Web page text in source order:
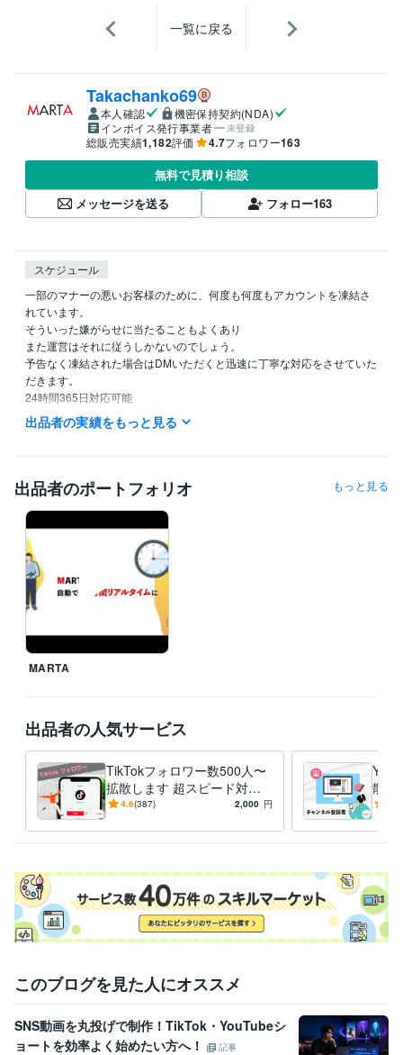
一覧に戻る
Takachanko69
本人確認
機密保持契約(NDA)
インボイス発行事業者
未登録
総販売実績1,182評価 4.7フォロワー163
無料で見積り相談
メッセージを送る
フォロー163
スケジュール
一部のマナーの悪いお客様のために、何度も何度もアカウントを凍結さ
れています。
そういった嫌がらせに当たることもよくあり
また運営はそれに従うしかないのでしょう。
予告なく凍結された場合はDMいただくと迅速に丁寧な対応をさせていた
だきます。
24時間365日対応可能
クリエイター / 動画クリエイター 経験年数 : 8年
AI・機械学習 / AIエンジニア 経験年数 : 4年
AI・機械学習 / RPA・AI導入支援コンサルタント
Webサービス・制作 / Webプロデューサー・ディレクター
14年
職歴
マルタマーケティング株式会社
ビジネス・クリエイティブツール
Excel:20年 Google スプレッドシート:11年
Keynote:7年
Adobe Photoshop:12年Adobe Premiere Pro:12年
Adobe Illustrator:12年
Canva:1年
得意分野
集客・マーケティング相談 YouTube　1000再生回数の拡散 instagr
amフォロワー拡散 tiktok のいいね拡散サービス
youtube チャンネル
登録者拡散業務
SNS YouTube
再生回数
英語
出品者の実績をもっと見る
出品者のポートフォリオ もっと見る
MARTA
出品者の人気サービス
TikTokフォロワー数500人〜
拡散します 超スピード対応
で安心・安全にフォロワー数
4.6(387) 2,000 円
散支
るチ
このブログを見た人にオススメ
SNS動画を丸投げで制作！TikTok・YouTubeシ
ョートを効率よく始めたい方へ！
記事